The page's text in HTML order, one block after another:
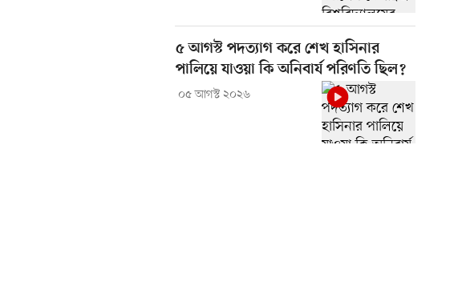
৫ আগস্ট পদত্যাগ করে শেখ হাসিনার
পালিয়ে যাওয়া কি অনিবার্য পরিণতি ছিল?
০৫ আগস্ট ২০২৬